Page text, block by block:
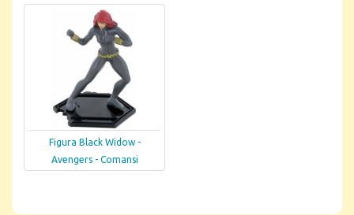
Figura Black Widow -
Avengers - Comansi